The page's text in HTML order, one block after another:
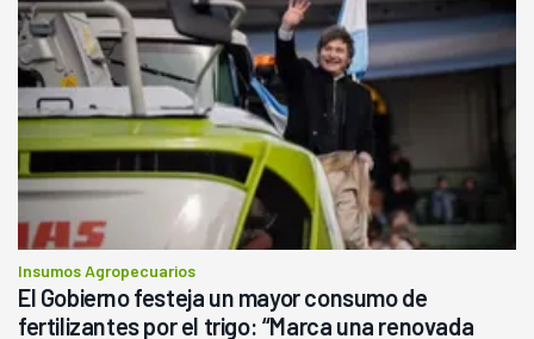
Insumos Agropecuarios
El Gobierno festeja un mayor consumo de
fertilizantes por el trigo: “Marca una renovada